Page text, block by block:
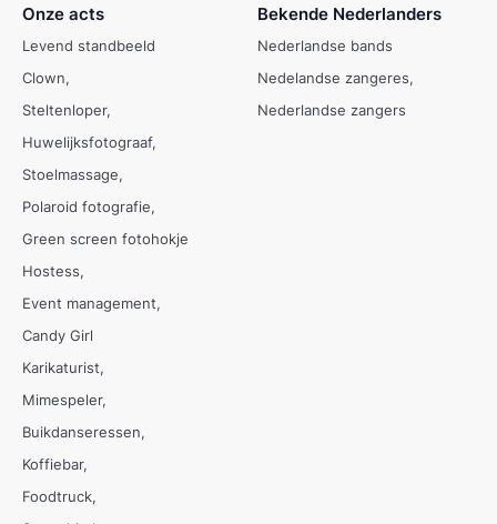
Onze acts
Levend standbeeld
Clown
Steltenloper
Huwelijksfotograaf
Stoelmassage
Polaroid fotografie
Green screen fotohokje
Hostess
Event management
Candy Girl
Karikaturist
Mimespeler
Buikdanseressen
Koffiebar
Foodtruck
Bekende Nederlanders
Nederlandse bands
Nedelandse zangeres
Nederlandse zangers